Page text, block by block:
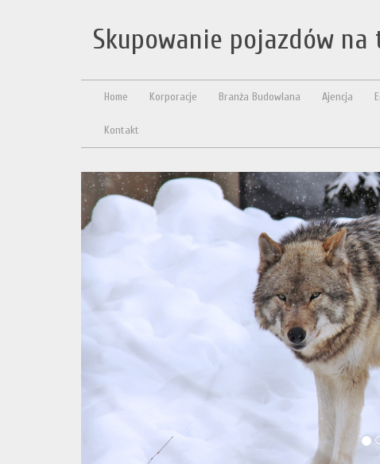
Skupowanie pojazdów na
Home Korporacje Branża Budowlana Ajencja
Kontakt